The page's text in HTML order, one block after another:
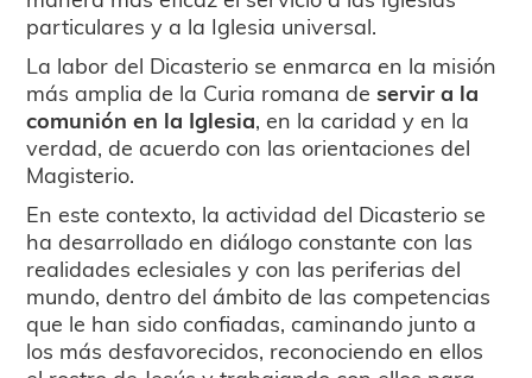
particulares y a la Iglesia universal.
La labor del Dicasterio se enmarca en la misión
más amplia de la Curia romana deservir a la
comunión en la Iglesia, en la caridad y en la
verdad, de acuerdo con las orientaciones del
Magisterio.
En este contexto, la actividad del Dicasterio se
ha desarrollado en diálogo constante con las
realidades eclesiales y con las periferias del
mundo, dentro del ámbito de las competencias
que le han sido confiadas, caminando junto a
los más desfavorecidos, reconociendo en ellos